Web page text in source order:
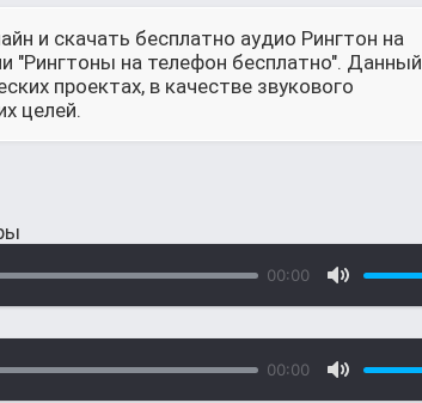
и скачать бесплатно аудио Рингтон на
"Рингтоны на телефон бесплатно". Данный
проектах, в качестве звукового
целей.
00:00
00:00